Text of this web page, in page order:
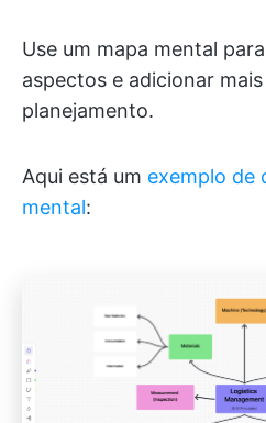
Use um mapa mental
aspectos e adicionar
planejamento.
Aqui está um exemplo de
mental: